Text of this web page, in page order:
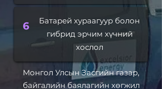
6
Батарей хураагуур болон
гибрид эрчим хүчний
хослол
Монгол Улсын Засгийн газар,
байгалийн баялагийн хөгжил